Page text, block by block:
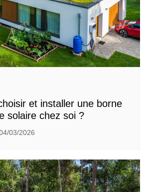
et installer une borne
solaire chez soi ?
03/2026